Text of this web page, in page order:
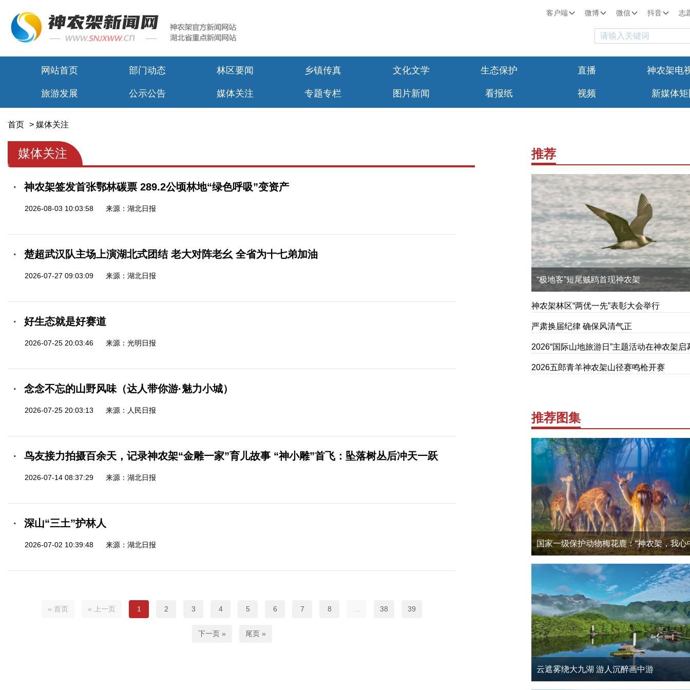
客户端 微博 微信 抖音 志
网站首页 部门动态 林区要闻 乡镇传真 文化文学 生态保护 直播 神农架电
旅游发展 公示公告 媒体关注 专题专栏 图片新闻 看报纸 视频 新媒体
首页 > 媒体关注
媒体关注
神农架签发首张鄂林碳票 289.2公顷林地“绿色呼吸”变资产
2026-08-03 10:03:58 来源：湖北日报
楚超武汉队主场上演湖北式团结 老大对阵老幺 全省为十七弟加油
2026-07-27 09:03:09 来源：湖北日报
好生态就是好赛道
2026-07-25 20:03:46 来源：光明日报
念念不忘的山野风味（达人带你游·魅力小城）
2026-07-25 20:03:13 来源：人民日报
鸟友接力拍摄百余天，记录神农架“金雕一家”育儿故事 “神小雕”首飞：坠落树丛后冲天一跃
2026-07-14 08:37:29 来源：湖北日报
深山“三土”护林人
2026-07-02 10:39:48 来源：湖北日报
« 首页 « 上一页 1 2 3 4 5 6 7 8 38 39
下一页 » 尾页 »
推荐
“极地客”短尾贼鸥首现神农架
神农架林区“两优一先”表彰大会举行
严肃换届纪律 确保风清气正
2026“国际山地旅游日”主题活动在神农架启
2026五郎青羊神农架山径赛鸣枪开赛
推荐图集
云遮雾绕大九湖 游人沉醉画中游